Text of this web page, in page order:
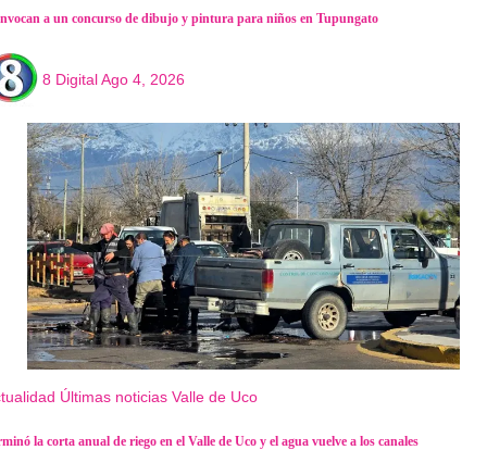
a un concurso de dibujo y pintura para niños en Tupungato
8 DigitalAgo 4, 2026
Últimas noticias Valle de Uco
la corta anual de riego en el Valle de Uco y el agua vuelve a los canales